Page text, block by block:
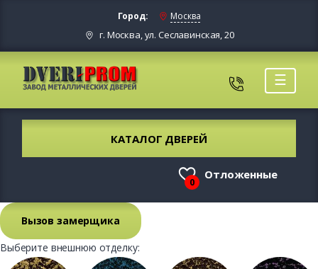
Город: Москва
г. Москва, ул. Сеславинская, 20
☰
КАТАЛОГ ДВЕРЕЙ
0
Отложенные
Вызов замерщика
Выберите внешнюю отделку: